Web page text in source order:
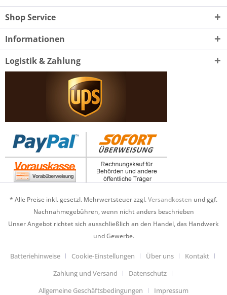
Shop Service
Informationen
Logistik & Zahlung
* Alle Preise inkl. gesetzl. Mehrwertsteuer zzgl.Versandkosten und ggf.
Nachnahmegebühren, wenn nicht anders beschrieben
Unser Angebot richtet sich ausschließlich an den Handel, das Handwerk
und Gewerbe.
Batteriehinweise Cookie-Einstellungen Über uns
Kontakt
Zahlung und Versand
Datenschutz
Allgemeine Geschäftsbedingungen
Impressum